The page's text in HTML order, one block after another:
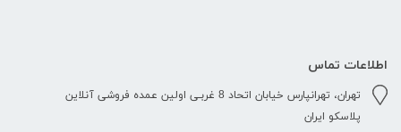
اطلاعات تماس
تهران، تهرانپارس خیابان اتحاد 8 غربـی اولین عمده فروشی آنلاین
پلاسکو ایران